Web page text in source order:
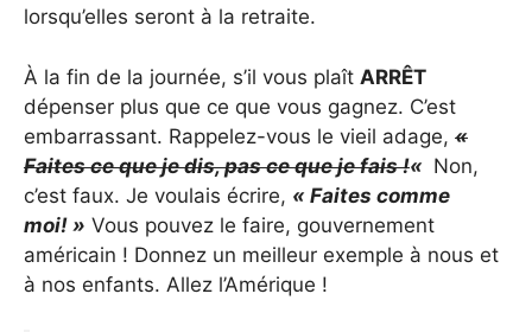
lorsqu’elles seront à la retraite.
À la fin de la journée, s’il vous plaît ARRÊT
dépenser plus que ce que vous gagnez. C’est
embarrassant. Rappelez-vous le vieil adage, «
Faites ce que je dis, pas ce que je fais !« Non,
c’est faux. Je voulais écrire, « Faites comme
moi! » Vous pouvez le faire, gouvernement
américain ! Donnez un meilleur exemple à nous et
à nos enfants. Allez l’Amérique !